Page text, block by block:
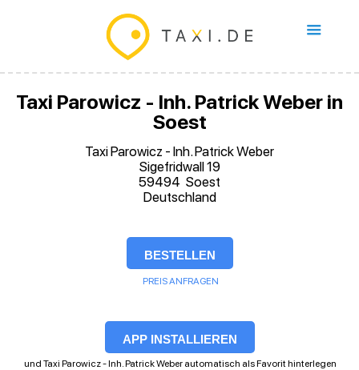
Taxi Parowicz - Inh. Patrick Weber in
Soest
Taxi Parowicz - Inh. Patrick Weber
Sigefridwall 19
59494 Soest
Deutschland
BESTELLEN
PREIS ANFRAGEN
APP INSTALLIEREN
und Taxi Parowicz - Inh. Patrick Weber automatisch als Favorit hinterlegen